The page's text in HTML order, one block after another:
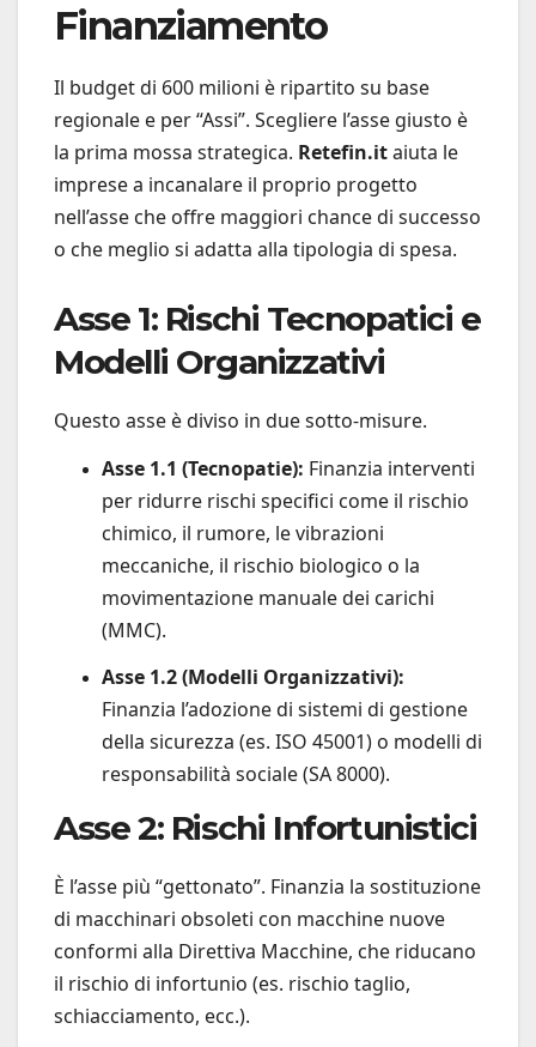
Finanziamento
Il budget di 600 milioni è ripartito su base
regionale e per “Assi”. Scegliere l’asse giusto è
la prima mossa strategica. Retefin.itaiuta le
imprese a incanalare il proprio progetto
nell’asse che offre maggiori chance di successo
o che meglio si adatta alla tipologia di spesa.
Asse 1: Rischi Tecnopatici e
Modelli Organizzativi
Questo asse è diviso in due sotto-misure.
Asse 1.1 (Tecnopatie): Finanzia interventi
per ridurre rischi specifici come il rischio
chimico, il rumore, le vibrazioni
meccaniche, il rischio biologico o la
movimentazione manuale dei carichi
(MMC).
Asse 1.2 (Modelli Organizzativi):
Finanzia l’adozione di sistemi di gestione
della sicurezza (es. ISO 45001) o modelli di
responsabilità sociale (SA 8000).
Asse 2: Rischi Infortunistici
È l’asse più “gettonato”. Finanzia la sostituzione
di macchinari obsoleti con macchine nuove
conformi alla Direttiva Macchine, che riducano
il rischio di infortunio (es. rischio taglio,
schiacciamento, ecc.).